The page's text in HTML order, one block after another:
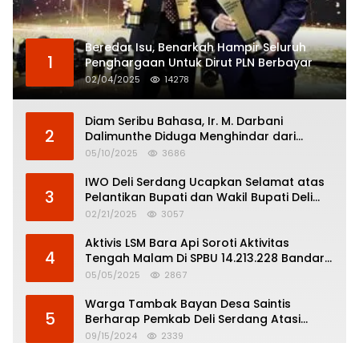
1
Beredar Isu, Benarkah Hampir Seluruh
Penghargaan Untuk Dirut PLN Berbayar
02/04/2025 14278
2
Diam Seribu Bahasa, Ir. M. Darbani
Dalimunthe Diduga Menghindar dari
Pertanggungjawaban Politik
05/10/2025 3686
3
IWO Deli Serdang Ucapkan Selamat atas
Pelantikan Bupati dan Wakil Bupati Deli
Serdang
02/21/2025 3057
4
Aktivis LSM Bara Api Soroti Aktivitas
Tengah Malam Di SPBU 14.213.228 Bandar
Tinggi
05/05/2025 2867
5
Warga Tambak Bayan Desa Saintis
Berharap Pemkab Deli Serdang Atasi
Banjir
09/15/2024 2339